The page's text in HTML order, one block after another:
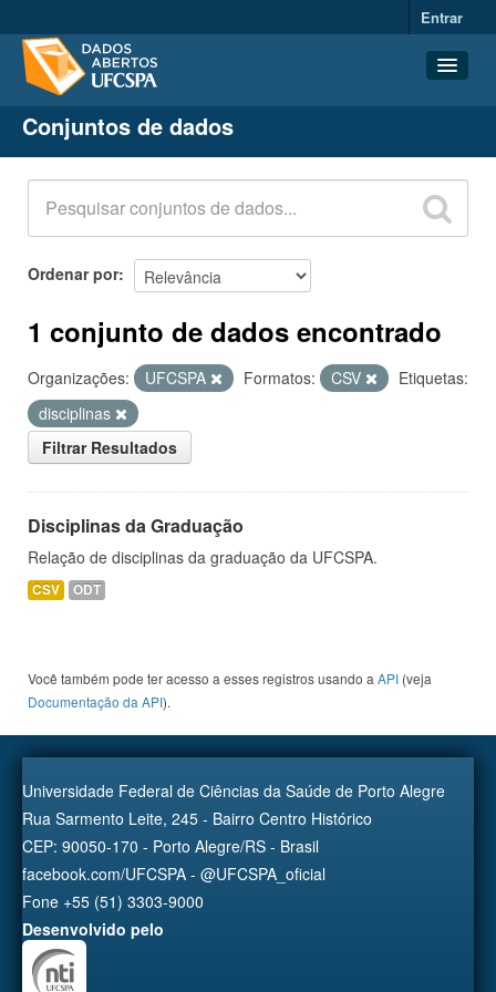
Entrar
Conjuntos de dados
Organizações
Grupos
Sobre
Conjuntos de dados
Ordenar por
1 conjunto de dados encontrado
Organizações: UFCSPA Formatos: CSV
Etiquetas:
disciplinas
Filtrar Resultados
Disciplinas da Graduação
Relação de disciplinas da graduação da UFCSPA.
CSV ODT
Você também pode ter acesso a esses registros usando a API (veja
Documentação da API).
Universidade Federal de Ciências da Saúde de Porto Alegre
Rua Sarmento Leite, 245 - Bairro Centro Histórico
CEP: 90050-170 - Porto Alegre/RS - Brasil
facebook.com/UFCSPA - @UFCSPA_oficial
Fone +55 (51) 3303-9000
Desenvolvido pelo